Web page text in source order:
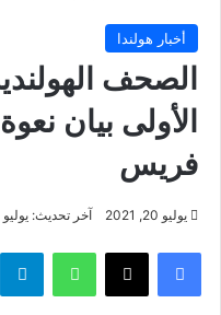
أخبار هولندا
الصحف
الأولى بيان
فريس
يوليو 20, 2021 آخر تحديث: يوليو 20, 2021
فيسبوك ‫X واتساب